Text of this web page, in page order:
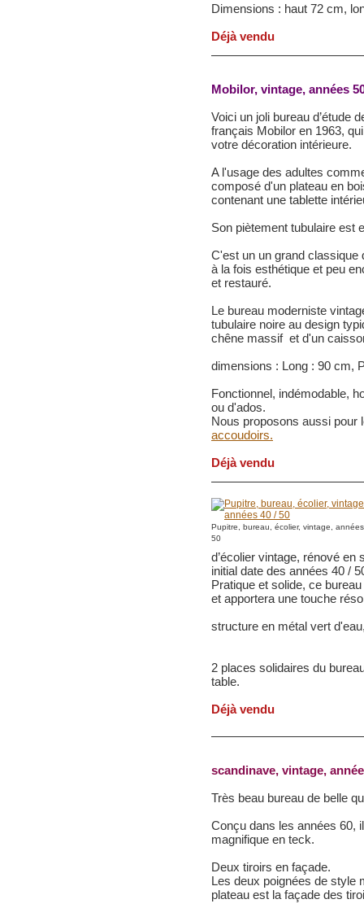
Dimensions : haut 72 cm,
Déjà vendu
Mobilor, vintage, années
Voici un joli bureau d’étude
français Mobilor en 1963,
votre décoration intérieure.
A l'usage des adultes
composé d'un plateau en
contenant une tablette
Son piètement tubulaire est
C'est un un grand classique
à la fois esthétique et peu
et restauré.
Le bureau moderniste
tubulaire noire au design
chêne massif et d'un
dimensions : Long : 90 cm,
Fonctionnel, indémodable,
ou d'ados.
Nous proposons aussi
accoudoirs.
Déjà vendu
Pupitre, bureau, écolier, vintage,
50
d’écolier vintage, rénové
initial date des années 40 /
Pratique et solide, ce
et apportera une touche
structure en métal vert
2 places solidaires du
table.
Déjà vendu
scandinave, vintage,
Très beau bureau de belle
Conçu dans les années 60,
magnifique en teck.
Deux tiroirs en façade.
Les deux poignées de style
plateau est la façade des